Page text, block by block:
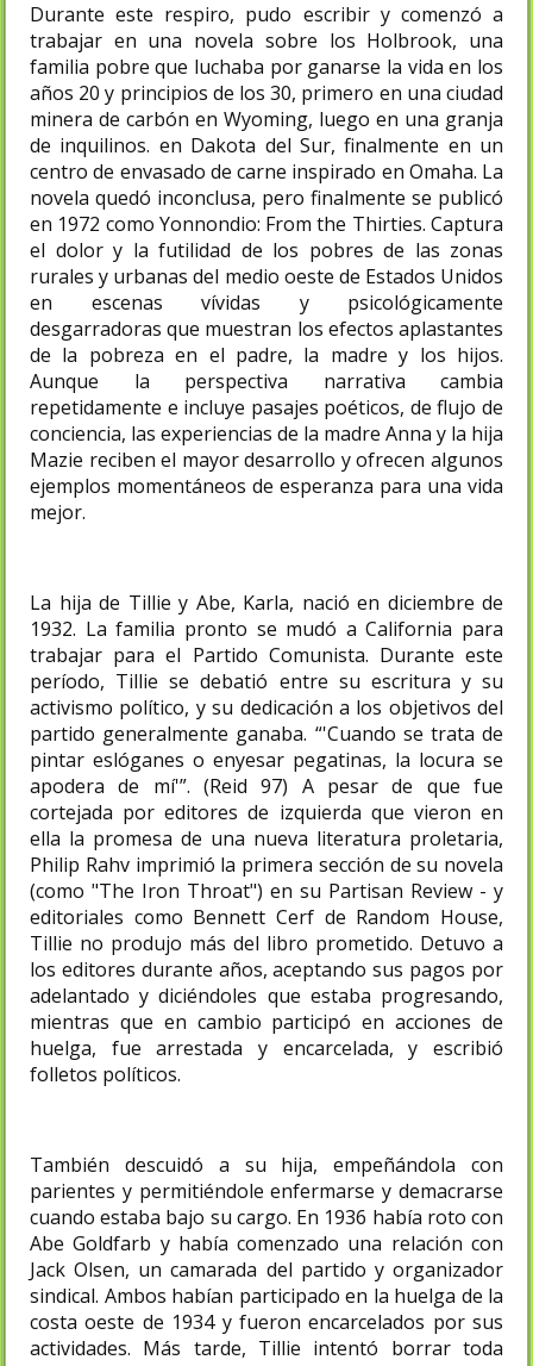
Durante este respiro, pudo escribir y comenzó a
trabajar en una novela sobre los Holbrook, una
familia pobre que luchaba por ganarse la vida en los
años 20 y principios de los 30, primero en una ciudad
minera de carbón en Wyoming, luego en una granja
de inquilinos. en Dakota del Sur, finalmente en un
centro de envasado de carne inspirado en Omaha. La
novela quedó inconclusa, pero finalmente se publicó
en 1972 como Yonnondio: From the Thirties. Captura
el dolor y la futilidad de los pobres de las zonas
rurales y urbanas del medio oeste de Estados Unidos
en escenas vívidas y psicológicamente
desgarradoras que muestran los efectos aplastantes
de la pobreza en el padre, la madre y los hijos.
Aunque la perspectiva narrativa cambia
repetidamente e incluye pasajes poéticos, de flujo de
conciencia, las experiencias de la madre Anna y la hija
Mazie reciben el mayor desarrollo y ofrecen algunos
ejemplos momentáneos de esperanza para una vida
mejor.
La hija de Tillie y Abe, Karla, nació en diciembre de
1932. La familia pronto se mudó a California para
trabajar para el Partido Comunista. Durante este
período, Tillie se debatió entre su escritura y su
activismo político, y su dedicación a los objetivos del
partido generalmente ganaba. “'Cuando se trata de
pintar eslóganes o enyesar pegatinas, la locura se
apodera de mí'”. (Reid 97) A pesar de que fue
cortejada por editores de izquierda que vieron en
ella la promesa de una nueva literatura proletaria,
Philip Rahv imprimió la primera sección de su novela
(como "The Iron Throat") en su Partisan Review - y
editoriales como Bennett Cerf de Random House,
Tillie no produjo más del libro prometido. Detuvo a
los editores durante años, aceptando sus pagos por
adelantado y diciéndoles que estaba progresando,
mientras que en cambio participó en acciones de
huelga, fue arrestada y encarcelada, y escribió
folletos políticos.
También descuidó a su hija, empeñándola con
parientes y permitiéndole enfermarse y demacrarse
cuando estaba bajo su cargo. En 1936 había roto con
Abe Goldfarb y había comenzado una relación con
Jack Olsen, un camarada del partido y organizador
sindical. Ambos habían participado en la huelga de la
costa oeste de 1934 y fueron encarcelados por sus
actividades. Más tarde, Tillie intentó borrar toda